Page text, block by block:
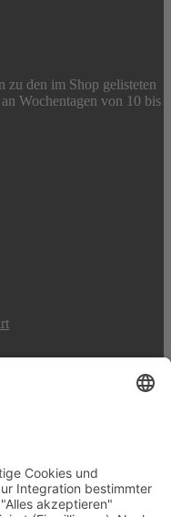
zu den im Shop gelisteten
Wochentagen von 10 bis
& Züchterbedarf
und handverlesene